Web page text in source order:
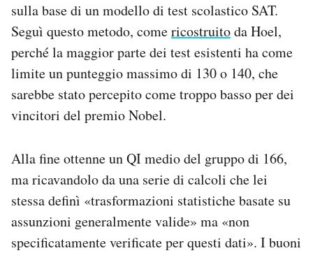
sulla base di un modello di test scolastico SAT.
Seguì questo metodo, comericostruitoda Hoel,
perché la maggior parte dei test esistenti ha come
limite un punteggio massimo di 130 o 140, che
sarebbe stato percepito come troppo basso per dei
vincitori del premio Nobel.
Alla fine ottenne un QI medio del gruppo di 166,
ma ricavandolo da una serie di calcoli che lei
stessa definì «trasformazioni statistiche basate su
assunzioni generalmente valide» ma «non
specificatamente verificate per questi dati». I buoni